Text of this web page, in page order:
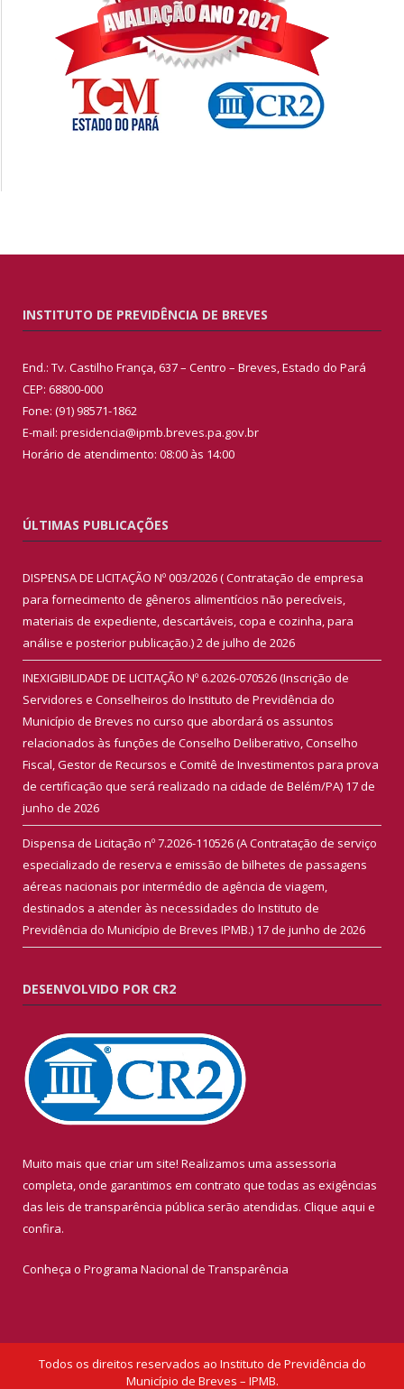
INSTITUTO DE PREVIDÊNCIA DE BREVES
End.: Tv. Castilho França, 637 – Centro – Breves, Estado do Pará
CEP: 68800-000
Fone: (91) 98571-1862
E-mail: presidencia@ipmb.breves.pa.gov.br
Horário de atendimento: 08:00 às 14:00
ÚLTIMAS PUBLICAÇÕES
DISPENSA DE LICITAÇÃO Nº 003/2026 ( Contratação de empresa
para fornecimento de gêneros alimentícios não perecíveis,
materiais de expediente, descartáveis, copa e cozinha, para
análise e posterior publicação.)2 de julho de 2026
INEXIGIBILIDADE DE LICITAÇÃO Nº 6.2026-070526 (Inscrição de
Servidores e Conselheiros do Instituto de Previdência do
Município de Breves no curso que abordará os assuntos
relacionados às funções de Conselho Deliberativo, Conselho
Fiscal, Gestor de Recursos e Comitê de Investimentos para prova
de certificação que será realizado na cidade de Belém/PA) 17 de
junho de 2026
Dispensa de Licitação nº 7.2026-110526 (A Contratação de serviço
especializado de reserva e emissão de bilhetes de passagens
aéreas nacionais por intermédio de agência de viagem,
destinados a atender às necessidades do Instituto de
Previdência do Município de Breves IPMB.) 17 de junho de 2026
DESENVOLVIDO POR CR2
Muito mais que criar um site! Realizamos uma assessoria
completa, onde garantimos em contrato que todas as exigências
das leis de transparência pública serão atendidas. Clique aqui e
confira.
Conheça o Programa Nacional de Transparência
Todos os direitos reservados ao Instituto de Previdência do
Município de Breves – IPMB.